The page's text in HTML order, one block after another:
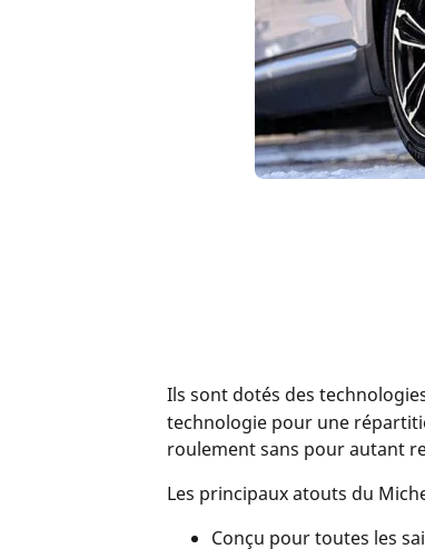
Ils sont dotés des
technologie pour une
roulement sans pour autant
Les principaux atouts du
Conçu pour toutes les